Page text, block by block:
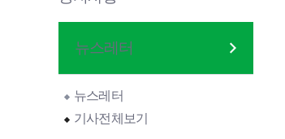
뉴스레터
뉴스레터
기사전체보기